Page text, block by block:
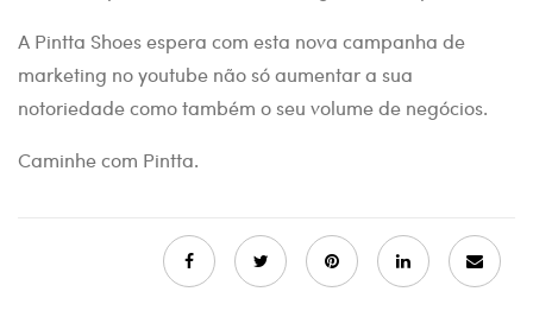
A Pintta Shoes espera com esta nova campanha de
marketing no youtube não só aumentar a sua
notoriedade como também o seu volume de negócios.
Caminhe com Pintta.